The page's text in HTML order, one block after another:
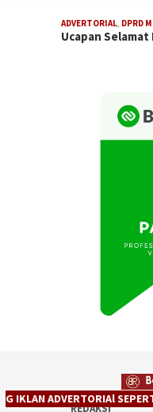
ADVERTORIAL DPRD
Ucapan
REDAKSI
UCAPAN ┃